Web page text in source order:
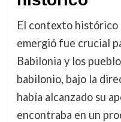
El contexto histórico
emergió fue crucial
Babilonia y los
babilonio, bajo la
había alcanzado su
encontraba en un